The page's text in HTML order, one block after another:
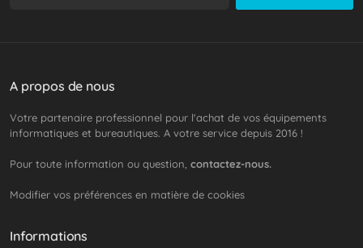
A propos de nous
Votre partenaire professionnel pour l'achat de vos équipements
informatiques et bureautiques. A votre service depuis 2016 !
Pour toute information ou question, contactez-nous.
Modifier vos préférences en matière de cookies
Informations